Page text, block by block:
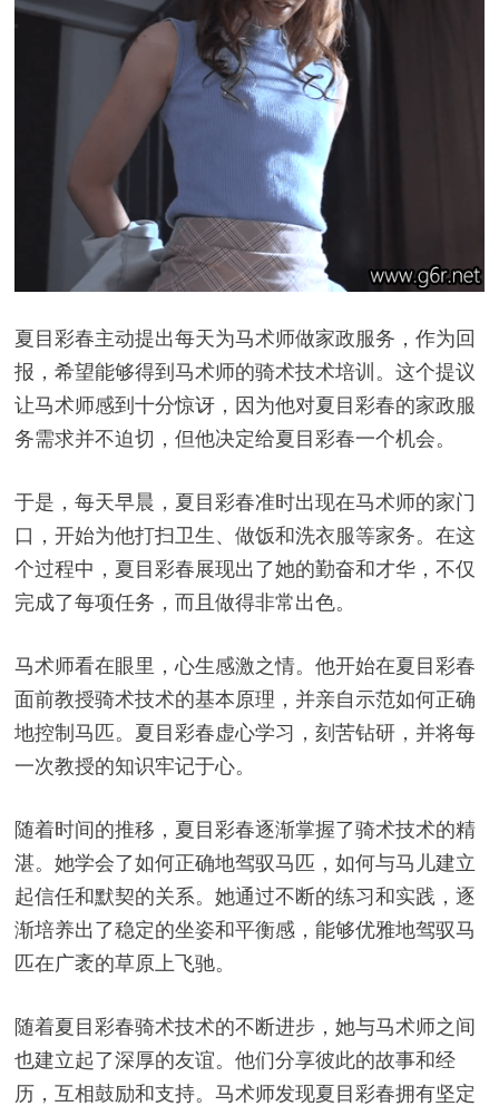
夏目彩春主动提出每天为马术师做家政服务，作为回
报，希望能够得到马术师的骑术技术培训。这个提议
让马术师感到十分惊讶，因为他对夏目彩春的家政服
务需求并不迫切，但他决定给夏目彩春一个机会。
于是，每天早晨，夏目彩春准时出现在马术师的家门
口，开始为他打扫卫生、做饭和洗衣服等家务。在这
个过程中，夏目彩春展现出了她的勤奋和才华，不仅
完成了每项任务，而且做得非常出色。
马术师看在眼里，心生感激之情。他开始在夏目彩春
面前教授骑术技术的基本原理，并亲自示范如何正确
地控制马匹。夏目彩春虚心学习，刻苦钻研，并将每
一次教授的知识牢记于心。
随着时间的推移，夏目彩春逐渐掌握了骑术技术的精
湛。她学会了如何正确地驾驭马匹，如何与马儿建立
起信任和默契的关系。她通过不断的练习和实践，逐
渐培养出了稳定的坐姿和平衡感，能够优雅地驾驭马
匹在广袤的草原上飞驰。
随着夏目彩春骑术技术的不断进步，她与马术师之间
也建立起了深厚的友谊。他们分享彼此的故事和经
历，互相鼓励和支持。马术师发现夏目彩春拥有坚定